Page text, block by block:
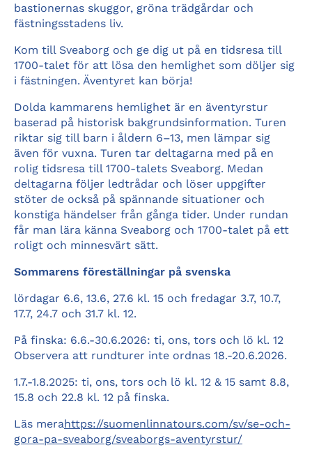
bastionernas skuggor, gröna trädgårdar och
fästningsstadens liv.
Kom till Sveaborg och ge dig ut på en tidsresa till
1700-talet för att lösa den hemlighet som döljer sig
i fästningen. Äventyret kan börja!
Dolda kammarens hemlighet är en äventyrstur
baserad på historisk bakgrundsinformation. Turen
riktar sig till barn i åldern 6–13, men lämpar sig
även för vuxna. Turen tar deltagarna med på en
rolig tidsresa till 1700-talets Sveaborg. Medan
deltagarna följer ledtrådar och löser uppgifter
stöter de också på spännande situationer och
konstiga händelser från gånga tider. Under rundan
får man lära känna Sveaborg och 1700-talet på ett
roligt och minnesvärt sätt.
Sommarens föreställningar på svenska
lördagar 6.6, 13.6, 27.6 kl. 15 och fredagar 3.7, 10.7,
17.7, 24.7 och 31.7 kl. 12.
På finska: 6.6.-30.6.2026: ti, ons, tors och lö kl. 12
Observera att rundturer inte ordnas 18.-20.6.2026.
1.7.-1.8.2025: ti, ons, tors och lö kl. 12 & 15 samt 8.8,
15.8 och 22.8 kl. 12 på finska.
Läs merahttps://suomenlinnatours.com/sv/se-och-
gora-pa-sveaborg/sveaborgs-aventyrstur/